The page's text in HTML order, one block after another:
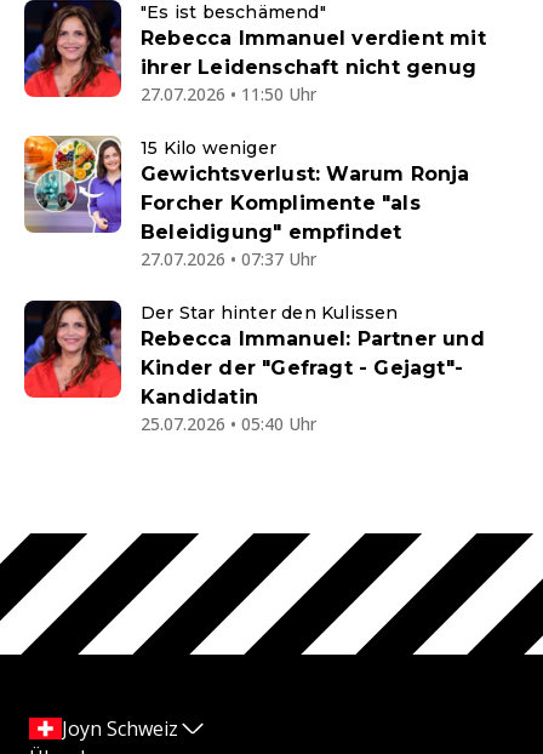
"Es ist beschämend"
Rebecca Immanuel verdient mit
ihrer Leidenschaft nicht genug
27.07.2026 • 11:50 Uhr
15 Kilo weniger
Gewichtsverlust: Warum Ronja
Forcher Komplimente "als
Beleidigung" empfindet
27.07.2026 • 07:37 Uhr
Der Star hinter den Kulissen
Rebecca Immanuel: Partner und
Kinder der "Gefragt - Gejagt"-
Kandidatin
25.07.2026 • 05:40 Uhr
Joyn Schweiz